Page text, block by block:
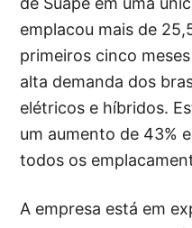
emplacou mais de
primeiros cinco
alta demanda dos
elétricos e híbridos.
um aumento de 43%
todos os
A empresa está em